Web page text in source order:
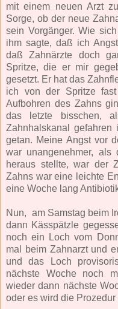
mit einem neuen Arzt
Sorge, ob der neue
sein Vorgänger. Wie
ihm sagte, daß ich
daß Zahnärzte doch
Spritze, die er mir
gesetzt. Er hat das
ich von der Spritze
Aufbohren des Zahns
das letzte bisschen,
Zahnhalskanal
getan. Meine Angst vor
war unangenehmer,
heraus stellte, war der
Zahns war eine leichte
eine Woche lang
Nun, am Samstag beim
dann Kässpätzle
noch ein Loch vom
mal beim Zahnarzt und
und das Loch
nächste Woche noch
wieder dann nächste
oder es wird die